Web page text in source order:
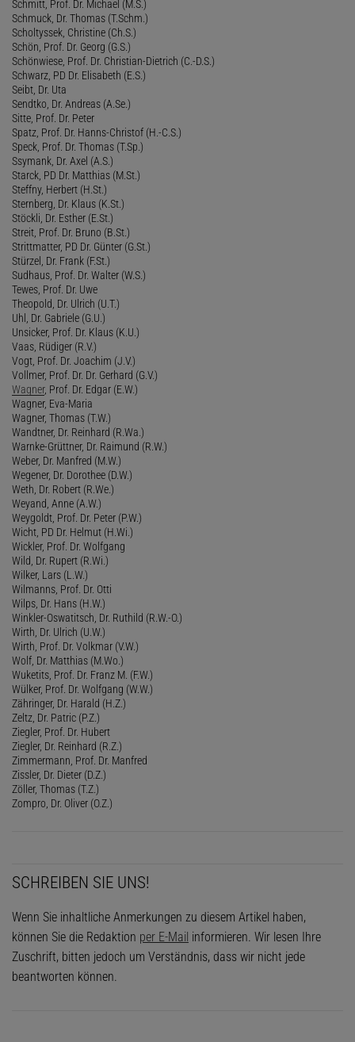
Schmitt, Prof. Dr. Michael (M.S.)
Schmuck, Dr. Thomas (T.Schm.)
Scholtyssek, Christine (Ch.S.)
Schön, Prof. Dr. Georg (G.S.)
Schönwiese, Prof. Dr. Christian-Dietrich (C.-D.S.)
Schwarz, PD Dr. Elisabeth (E.S.)
Seibt, Dr. Uta
Sendtko, Dr. Andreas (A.Se.)
Sitte, Prof. Dr. Peter
Spatz, Prof. Dr. Hanns-Christof (H.-C.S.)
Speck, Prof. Dr. Thomas (T.Sp.)
Ssymank, Dr. Axel (A.S.)
Starck, PD Dr. Matthias (M.St.)
Steffny, Herbert (H.St.)
Sternberg, Dr. Klaus (K.St.)
Stöckli, Dr. Esther (E.St.)
Streit, Prof. Dr. Bruno (B.St.)
Strittmatter, PD Dr. Günter (G.St.)
Stürzel, Dr. Frank (F.St.)
Sudhaus, Prof. Dr. Walter (W.S.)
Tewes, Prof. Dr. Uwe
Theopold, Dr. Ulrich (U.T.)
Uhl, Dr. Gabriele (G.U.)
Unsicker, Prof. Dr. Klaus (K.U.)
Vaas, Rüdiger (R.V.)
Vogt, Prof. Dr. Joachim (J.V.)
Vollmer, Prof. Dr. Dr. Gerhard (G.V.)
Wagner, Prof. Dr. Edgar (E.W.)
Wagner, Eva-Maria
Wagner, Thomas (T.W.)
Wandtner, Dr. Reinhard (R.Wa.)
Warnke-Grüttner, Dr. Raimund (R.W.)
Weber, Dr. Manfred (M.W.)
Wegener, Dr. Dorothee (D.W.)
Weth, Dr. Robert (R.We.)
Weyand, Anne (A.W.)
Weygoldt, Prof. Dr. Peter (P.W.)
Wicht, PD Dr. Helmut (H.Wi.)
Wickler, Prof. Dr. Wolfgang
Wild, Dr. Rupert (R.Wi.)
Wilker, Lars (L.W.)
Wilmanns, Prof. Dr. Otti
Wilps, Dr. Hans (H.W.)
Winkler-Oswatitsch, Dr. Ruthild (R.W.-O.)
Wirth, Dr. Ulrich (U.W.)
Wirth, Prof. Dr. Volkmar (V.W.)
Wolf, Dr. Matthias (M.Wo.)
Wuketits, Prof. Dr. Franz M. (F.W.)
Wülker, Prof. Dr. Wolfgang (W.W.)
Zähringer, Dr. Harald (H.Z.)
Zeltz, Dr. Patric (P.Z.)
Ziegler, Prof. Dr. Hubert
Ziegler, Dr. Reinhard (R.Z.)
Zimmermann, Prof. Dr. Manfred
Zissler, Dr. Dieter (D.Z.)
Zöller, Thomas (T.Z.)
Zompro, Dr. Oliver (O.Z.)
SCHREIBEN SIE UNS!
Wenn Sie inhaltliche Anmerkungen zu diesem Artikel haben,
können Sie die Redaktion per E-Mail informieren. Wir lesen Ihre
Zuschrift, bitten jedoch um Verständnis, dass wir nicht jede
beantworten können.